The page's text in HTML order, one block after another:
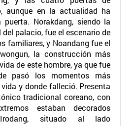
aunque en la actualidad ha
Norakdang, siendo la
palacio, fue el escenario de
familiares, y Noandang fue el
la construcción más
de este hombre, ya que fue
pasó los momentos más
y donde falleció. Presenta
tradicional coreano, con
estaban decorados
Irodang, situado al lado